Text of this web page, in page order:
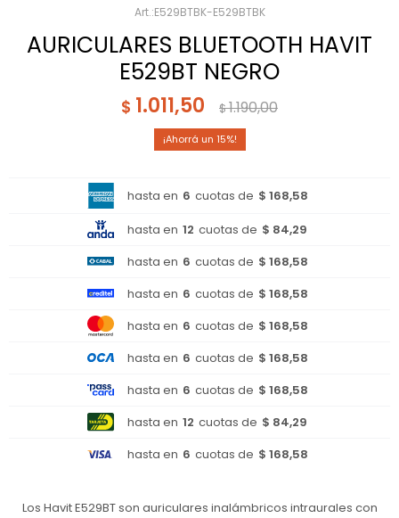
E529BTBK-E529BTBK
AURICULARES BLUETOOTH HAVIT
E529BT NEGRO
$ 1.011,50 $1.190,00
15
hasta en 6 cuotas de $ 168,58
hasta en 12 cuotas de $ 84,29
hasta en 6 cuotas de $ 168,58
hasta en 6 cuotas de $ 168,58
hasta en 6 cuotas de $ 168,58
hasta en 6 cuotas de $ 168,58
hasta en 6 cuotas de $ 168,58
hasta en 12 cuotas de $ 84,29
hasta en 6 cuotas de $ 168,58
Los Havit E529BT son auriculares inalámbricos intraurales con